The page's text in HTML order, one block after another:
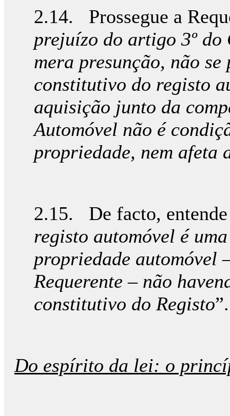
2.14. Prossegue a
prejuízo do artigo 3º
mera presunção, não
constitutivo do registo
aquisição junto da
Automóvel não é
propriedade, nem afeta
2.15. De facto, entende
registo automóvel é
propriedade
Requerente – não
constitutivo do Registo”.
Do espírito da lei: o